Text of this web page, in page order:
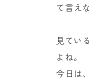
て言え
見てい
よね。
今日は